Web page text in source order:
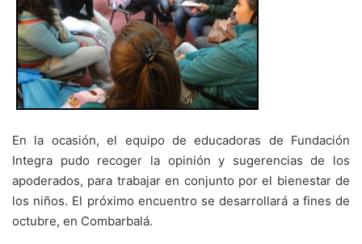
En la ocasión, el equipo de educadoras de Fundación
Integra pudo recoger la opinión y sugerencias de los
apoderados, para trabajar en conjunto por el bienestar de
los niños. El próximo encuentro se desarrollará a fines de
octubre, en Combarbalá.